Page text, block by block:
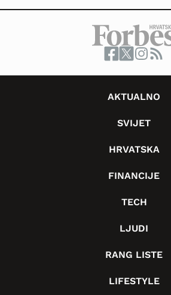
AKTUALNO
SVIJET
HRVATSKA
FINANCIJE
TECH
LJUDI
RANG LISTE
LIFESTYLE